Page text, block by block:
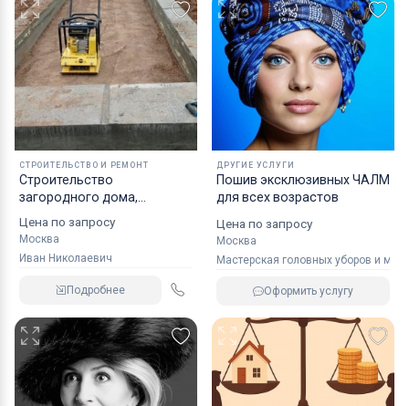
СТРОИТЕЛЬСТВО И РЕМОНТ
Строительство
загородного дома,
Цена по запросу
Москва
Иван Николаевич
Подробнее
ДРУГИЕ УСЛУГИ
Пошив эксклюзивных ЧАЛМ
для всех возрастов
Цена по запросу
Москва
Мастерская головных уборов и
Оформить услугу